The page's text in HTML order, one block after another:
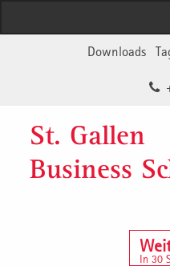
Downloads
St. Gallen
Business
In 30